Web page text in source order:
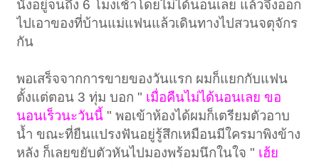
นั่งอยู่จนถึง 6 โมงเช้าโดยไม่ได้นอนเลย แล้วจึงออก
ไปเอาของที่บ้านแม่แฟนแล้วเดินทางไปสวนจตุจักร
กัน
พอเสร็จจากการขายของวันแรก ผมก็แยกกับแฟน
ตั้งแต่ตอน 3 ทุ่ม บอก " เมื่อคืนไม่ได้นอนเลย ขอ
นอนเร็วนะวันนี้ " พอเข้าห้องได้ผมก็เตรียมตัวอาบ
น้ำ ขณะที่ยืนแปรงฟันอยู่รู้สึกเหมือนมีใครมาพิงข้าง
หลัง ก็เลยขยับตัวหันไปมองพร้อมนึกในใจ " เฮ้ย